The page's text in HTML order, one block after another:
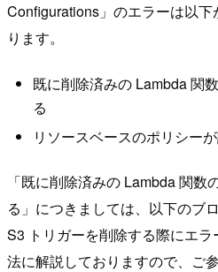
Configurations」のエラーは以
ります。
既に削除済みの Lambda 関
る
リソースベースのポリシー
「既に削除済みの Lambda 関
る」につきましては、以下のブ
S3 トリガーを削除する際にエ
法に解説しておりますので、ご